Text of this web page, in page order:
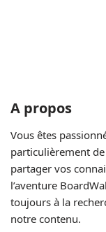
A propos
Vous êtes
particulièrement
partager vos
l’aventure
toujours à la
notre contenu.